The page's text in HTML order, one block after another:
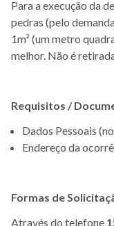
Para a execução da
pedras (pelo
1m² (um metro
melhor. Não é
Requisitos /
Dados Pessoais
Endereço da
Formas de
Através do telefone